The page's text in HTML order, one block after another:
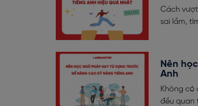
Cách
sai lầm,
Nên
Anh
Không có
đều quan